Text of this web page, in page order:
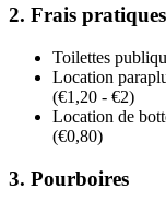
2. Frais pratiques
Toilettes
Location
(€1,20 - €2)
Location de
(€0,80)
3. Pourboires